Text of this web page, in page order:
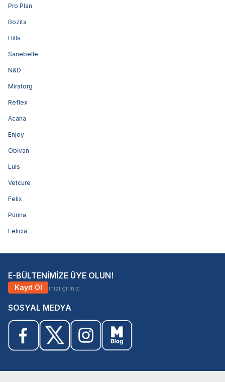
Pro Plan
Bozita
Hills
Sanebelle
N&D
Miratorg
Reflex
Acana
Enjoy
Obivan
Luis
Vetcure
Felix
Purina
Felicia
E-BÜLTENİMİZE ÜYE OLUN!
Kayıt Ol
SOSYAL MEDYA